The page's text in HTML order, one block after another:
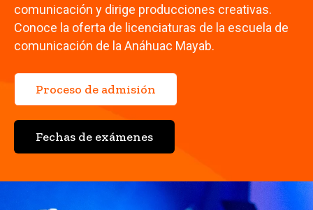
comunicación y dirige producciones creativas.
Conoce la oferta de licenciaturas de la escuela de
comunicación de la Anáhuac Mayab.
Proceso de admisión
Fechas de exámenes